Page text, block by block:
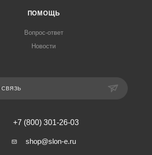
ПОМОЩЬ
Вопрос-ответ
Новости
СВЯЗЬ
+7 (800) 301-26-03
shop@slon-e.ru